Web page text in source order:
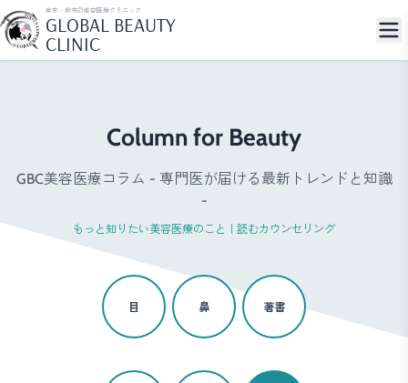
東京・麻布の美容医療クリニック
GLOBAL BEAUTY
CLINIC
Column for Beauty
GBC美容医療コラム - 専門医が届ける最新トレンドと知識
-
もっと知りたい美容医療のこと｜読むカウンセリング
目 鼻 著書